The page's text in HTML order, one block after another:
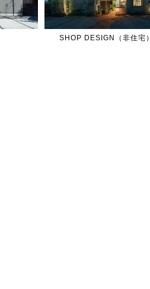
SHOP DESIGN（非住宅）